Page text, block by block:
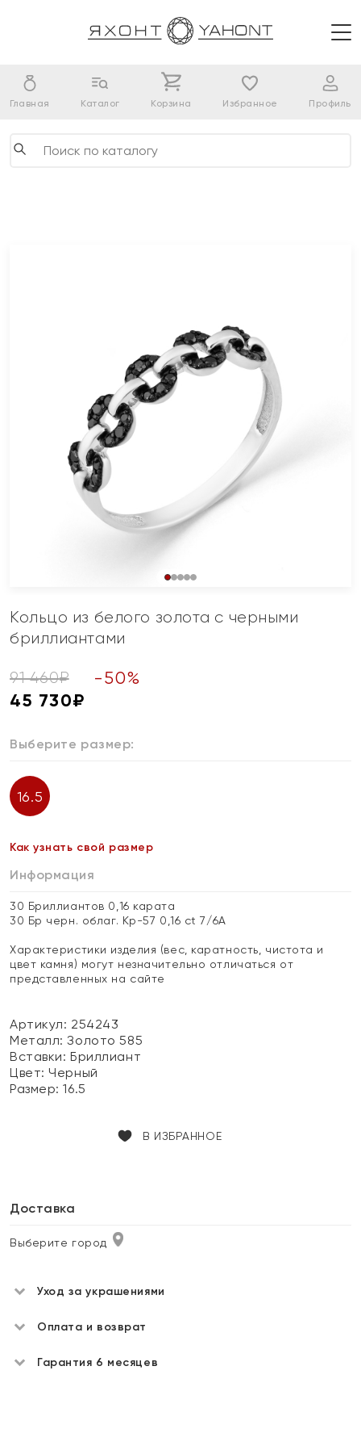
Главная Каталог Корзина Избранное Профиль
Кольцо из белого золота с черными
бриллиантами
91 460₽ -50%
45 730₽
Выберите размер:
16.5
Как узнать свой размер
Информация
30 Бриллиантов 0,16 карата
30 Бр черн. облаг. Кр-57 0,16 ct 7/6А
Характеристики изделия (вес, каратность, чистота и
цвет камня) могут незначительно отличаться от
представленных на сайте
Артикул: 254243
Металл:Золото 585
Вставки:Бриллиант
Цвет:Черный
Размер:16.5
В ИЗБРАННОЕ
Доставка
Выберите город
Уход за украшениями
Оплата и возврат
Гарантия 6 месяцев